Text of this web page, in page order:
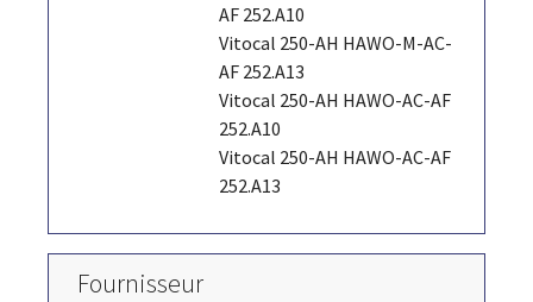
AF 252.A10
Vitocal 250-AH HAWO-M-AC-
AF 252.A13
Vitocal 250-AH HAWO-AC-AF
252.A10
Vitocal 250-AH HAWO-AC-AF
252.A13
Fournisseur